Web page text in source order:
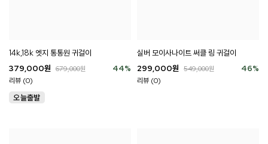
14k,18k 엣지 통통원 귀걸이
44%
379,000원 679,000원
리뷰 (0)
실버 모이사나이트 써클 링 귀걸이
46%
299,000원 549,000원
리뷰 (0)